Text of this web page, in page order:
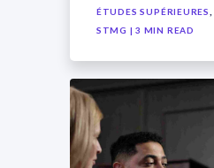
ÉTUDES SUPÉRIEURES,
STMG | 3 MIN READ